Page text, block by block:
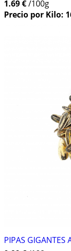
1.69 €/100g
Precio por Kilo:
PIPAS GIGANTES